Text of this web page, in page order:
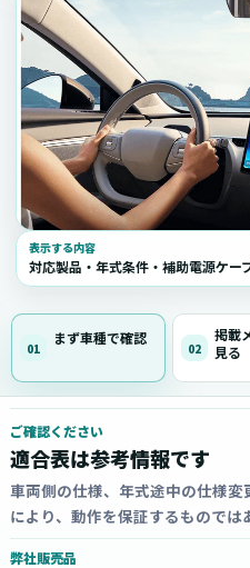
表示する内容
対応製品・年式条件・補助電源ケー
01
まず車種で確認
02
掲載
見る
ご確認ください
適合表は参考情報です
車両側の仕様、年式途中の仕様
により、動作を保証するものでは
弊社販売品